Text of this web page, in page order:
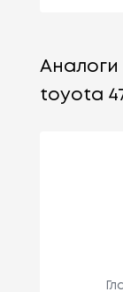
Аналоги
toyota